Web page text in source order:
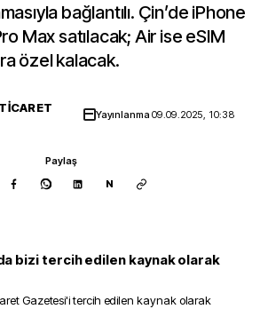
bağlantılı. Çin’de iPhone
Max satılacak; Air ise eSIM
özel kalacak.
Yayınlanma09.09.2025, 10:38
Paylaş
N
bizi tercih edilen kaynak olarak
Gazetesi'i tercih edilen kaynak olarak